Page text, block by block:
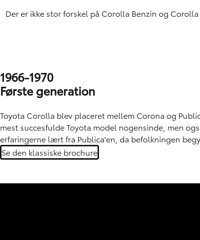
Der er ikke stor forskel på Corolla Benzin og
1966-1970
Første generation
Toyota Corolla blev placeret mellem Corona og
mest succesfulde Toyota model nogensinde, men
erfaringerne lært fra Publica'en, da befolkningen
Se den klassiske brochure